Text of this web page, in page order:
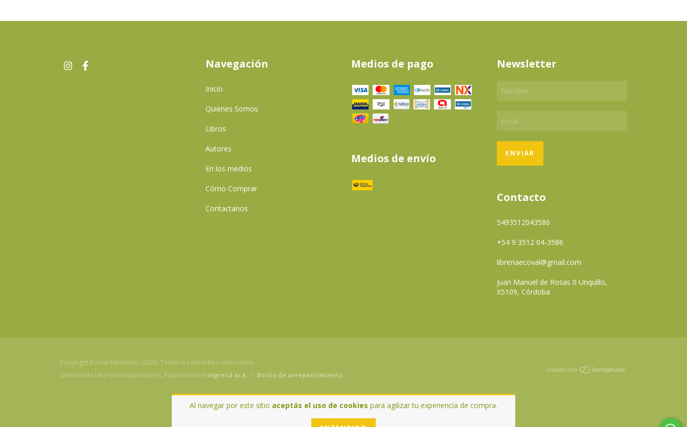
Al navegar por este sitio aceptás el uso de cookies para agilizar tu experiencia de compra.
Navegación
Inicio
Quienes Somos
Libros
Autores
En los medios
Cómo Comprar
Contactanos
Medios de pago
Medios de envío
Newsletter
Contacto
5493512043586
+54 9 3512 04-3586
libreriaecoval@gmail.com
Juan Manuel de Rosas 0 Unquillo,
X5109, Córdoba
Copyright Ecoval Ediciones - 2026. Todos los derechos reservados.
Defensa de las y los consumidores. Para reclamos ingresá acá. / Botón de arrepentimiento